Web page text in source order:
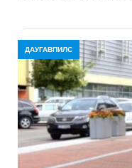
ДАУГАВПИЛС